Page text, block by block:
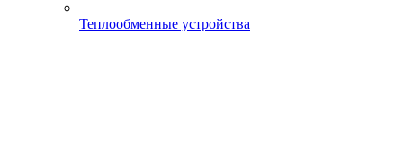
Теплообменные устройства